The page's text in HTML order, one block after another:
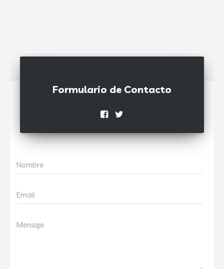
Formulario de Contacto
Nombre
Email
Mensaje